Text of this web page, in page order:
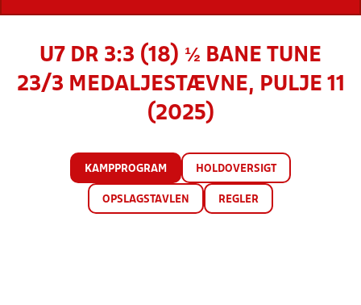
U7 DR 3:3 (18) ½ BANE TUNE
23/3 MEDALJESTÆVNE, PULJE 11
(2025)
KAMPPROGRAM HOLDOVERSIGT
OPSLAGSTAVLEN REGLER